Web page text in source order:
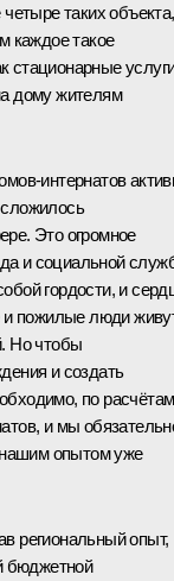
таких объекта,
каждое такое
стационарные
дому жителям
интернатов
Это огромное
и социальной
гордости, и
и пожилые люди
Но чтобы
и создать
по
и мы
опытом уже
региональный опыт,
бюджетной